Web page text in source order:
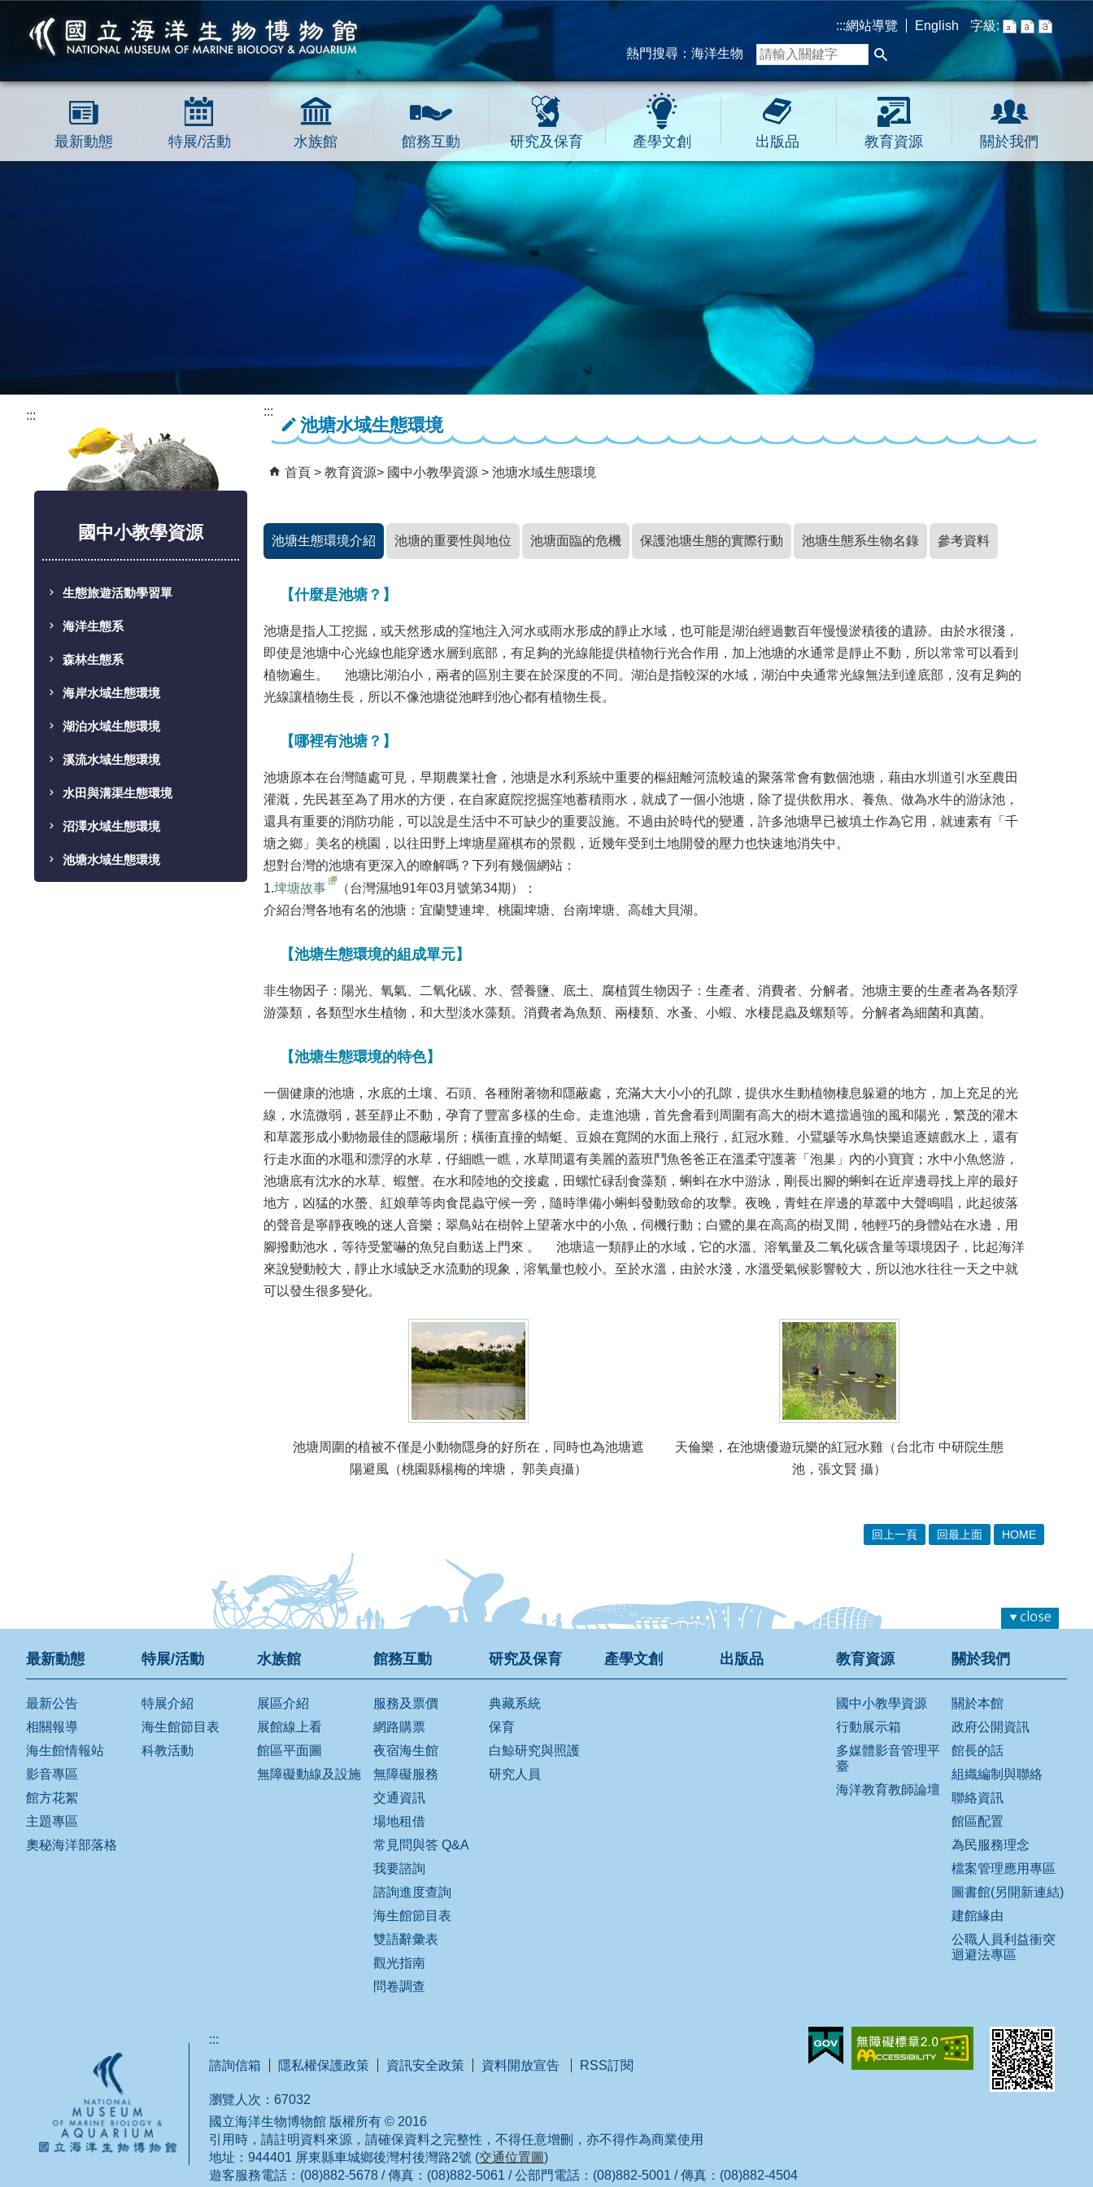
跳到主要內容區塊 :::網站導覽 English
字級:
熱門搜尋： 海洋生物
最新動態 特展/活動 水族館 館務互動 研究及保育 產學文創 出版品 教育資源 關於我們
:::
國中小教學資源
生態旅遊活動學習單
海洋生態系
森林生態系
海岸水域生態環境
湖泊水域生態環境
溪流水域生態環境
水田與溝渠生態環境
沼澤水域生態環境
池塘水域生態環境
:::
池塘水域生態環境
首頁 教育資源 國中小教學資源 池塘水域生態環境
池塘生態環境介紹 池塘的重要性與地位 池塘面臨的危機 保護池塘生態的實際行動 池塘生態系生物名錄 參考資料
【什麼是池塘？】
池塘是指人工挖掘，或天然形成的窪地注入河水或雨水形成的靜止水域，也可能是湖泊經過數百年慢慢淤積後的遺跡。由於水很淺，
即使是池塘中心光線也能穿透水層到底部，有足夠的光線能提供植物行光合作用，加上池塘的水通常是靜止不動，所以常常可以看到
植物遍生。 池塘比湖泊小，兩者的區別主要在於深度的不同。湖泊是指較深的水域，湖泊中央通常光線無法到達底部，沒有足夠的
光線讓植物生長，所以不像池塘從池畔到池心都有植物生長。
【哪裡有池塘？】
池塘原本在台灣隨處可見，早期農業社會，池塘是水利系統中重要的樞紐離河流較遠的聚落常會有數個池塘，藉由水圳道引水至農田
灌溉，先民甚至為了用水的方便，在自家庭院挖掘窪地蓄積雨水，就成了一個小池塘，除了提供飲用水、養魚、做為水牛的游泳池，
還具有重要的消防功能，可以說是生活中不可缺少的重要設施。不過由於時代的變遷，許多池塘早已被填土作為它用，就連素有「千
塘之鄉」美名的桃園，以往田野上埤塘星羅棋布的景觀，近幾年受到土地開發的壓力也快速地消失中。
想對台灣的池塘有更深入的瞭解嗎？下列有幾個網站：
1.埤塘故事
（台灣濕地91年03月號第34期）：
介紹台灣各地有名的池塘：宜蘭雙連埤、桃園埤塘、台南埤塘、高雄大貝湖。
【池塘生態環境的組成單元】
非生物因子：陽光、氧氣、二氧化碳、水、營養鹽、底土、腐植質生物因子：生產者、消費者、分解者。池塘主要的生產者為各類浮
游藻類，各類型水生植物，和大型淡水藻類。消費者為魚類、兩棲類、水蚤、小蝦、水棲昆蟲及螺類等。分解者為細菌和真菌。
【池塘生態環境的特色】
一個健康的池塘，水底的土壤、石頭、各種附著物和隱蔽處，充滿大大小小的孔隙，提供水生動植物棲息躲避的地方，加上充足的光
線，水流微弱，甚至靜止不動，孕育了豐富多樣的生命。走進池塘，首先會看到周圍有高大的樹木遮擋過強的風和陽光，繁茂的灌木
和草叢形成小動物最佳的隱蔽場所；橫衝直撞的蜻蜓、豆娘在寬闊的水面上飛行，紅冠水雞、小鷿鷈等水鳥快樂追逐嬉戲水上，還有
行走水面的水黽和漂浮的水草，仔細瞧一瞧，水草間還有美麗的蓋班鬥魚爸爸正在溫柔守護著「泡巢」內的小寶寶；水中小魚悠游，
池塘底有沈水的水草、蝦蟹。在水和陸地的交接處，田螺忙碌刮食藻類，蝌蚪在水中游泳，剛長出腳的蝌蚪在近岸邊尋找上岸的最好
地方，凶猛的水蠆、紅娘華等肉食昆蟲守候一旁，隨時準備小蝌蚪發動致命的攻擊。夜晚，青蛙在岸邊的草叢中大聲鳴唱，此起彼落
的聲音是寧靜夜晚的迷人音樂；翠鳥站在樹幹上望著水中的小魚，伺機行動；白鷺的巢在高高的樹叉間，牠輕巧的身體站在水邊，用
腳撥動池水，等待受驚嚇的魚兒自動送上門來 。 池塘這一類靜止的水域，它的水溫、溶氧量及二氧化碳含量等環境因子，比起海洋
來說變動較大，靜止水域缺乏水流動的現象，溶氧量也較小。至於水溫，由於水淺，水溫受氣候影響較大，所以池水往往一天之中就
可以發生很多變化。
池塘周圍的植被不僅是小動物隱身的好所在，同時也為池塘遮
陽避風（桃園縣楊梅的埤塘， 郭美貞攝）
天倫樂，在池塘優遊玩樂的紅冠水雞（台北市 中研院生態
池，張文賢 攝）
回上一頁 回最上面 HOME
最新動態
最新公告
相關報導
海生館情報站
影音專區
館方花絮
主題專區
奧秘海洋部落格
特展/活動
特展介紹
海生館節目表
科教活動
水族館
展區介紹
展館線上看
館區平面圖
無障礙動線及設施
館務互動
服務及票價
網路購票
夜宿海生館
無障礙服務
交通資訊
場地租借
常見問與答 Q&A
我要諮詢
諮詢進度查詢
海生館節目表
雙語辭彙表
觀光指南
問卷調查
研究及保育
典藏系統
保育
白鯨研究與照護
研究人員
產學文創 出版品 教育資源
國中小教學資源
行動展示箱
多媒體影音管理平
臺
海洋教育教師論壇
關於我們
關於本館
政府公開資訊
館長的話
組織編制與聯絡
聯絡資訊
館區配置
為民服務理念
檔案管理應用專區
圖書館(另開新連結)
建館緣由
公職人員利益衝突
迴避法專區
:::
諮詢信箱
隱私權保護政策 資訊安全政策 資料開放宣告 RSS訂閱
瀏覽人次： 67032
國立海洋生物博物館 版權所有 © 2016
引用時，請註明資料來源，請確保資料之完整性，不得任意增刪，亦不得作為商業使用
地址：944401 屏東縣車城鄉後灣村後灣路2號 (交通位置圖)
遊客服務電話：(08)882-5678 / 傳真：(08)882-5061 / 公部門電話：(08)882-5001 / 傳真：(08)882-4504